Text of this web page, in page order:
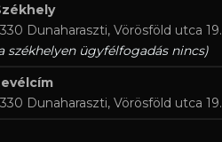
Dunaharaszti, Vörösföld utca 19.
székhelyen ügyfélfogadás nincs)
Dunaharaszti, Vörösföld utca 19.